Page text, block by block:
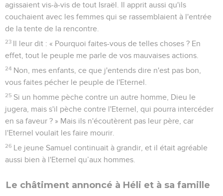
agissaient vis-à-vis de tout Israël. Il apprit aussi qu'ils
couchaient avec les femmes qui se rassemblaient à l'entrée
de la tente de la rencontre.
23 Il leur dit : « Pourquoi faites-vous de telles choses ? En
effet, tout le peuple me parle de vos mauvaises actions.
24 Non, mes enfants, ce que j'entends dire n'est pas bon,
vous faites pécher le peuple de l'Eternel.
25 Si un homme pèche contre un autre homme, Dieu le
jugera, mais s'il pèche contre l'Eternel, qui pourra intercéder
en sa faveur ? » Mais ils n'écoutèrent pas leur père, car
l'Eternel voulait les faire mourir.
26 Le jeune Samuel continuait à grandir, et il était agréable
aussi bien à l'Eternel qu’aux hommes.
Le châtiment annoncé à Héli et à sa famille